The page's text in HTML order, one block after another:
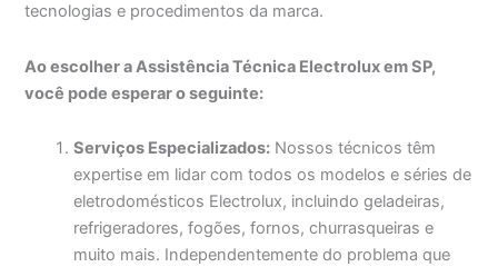
tecnologias e procedimentos da marca.
Ao escolher a Assistência Técnica Electrolux em SP,
você pode esperar o seguinte:
Serviços Especializados: Nossos técnicos têm
expertise em lidar com todos os modelos e séries de
eletrodomésticos Electrolux, incluindo geladeiras,
refrigeradores, fogões, fornos, churrasqueiras e
muito mais. Independentemente do problema que